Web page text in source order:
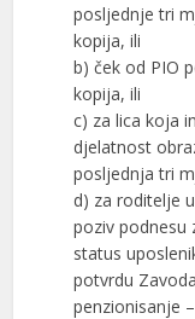
posljednje tri
kopija, ili
b) ček od PIO
kopija, ili
c) za lica koja
djelatnost
posljednja tri
d) za roditelje
poziv podnesu
status
potvrdu
penzionisanje